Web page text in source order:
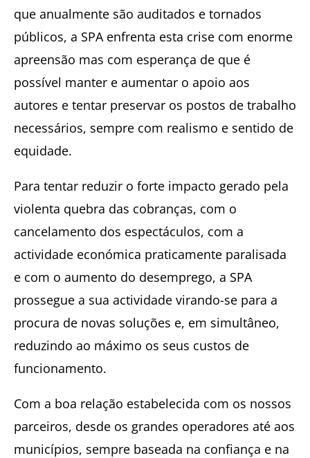
que anualmente são auditados e tornados
públicos, a SPA enfrenta esta crise com enorme
apreensão mas com esperança de que é
possível manter e aumentar o apoio aos
autores e tentar preservar os postos de trabalho
necessários, sempre com realismo e sentido de
equidade.
Para tentar reduzir o forte impacto gerado pela
violenta quebra das cobranças, com o
cancelamento dos espectáculos, com a
actividade económica praticamente paralisada
e com o aumento do desemprego, a SPA
prossegue a sua actividade virando-se para a
procura de novas soluções e, em simultâneo,
reduzindo ao máximo os seus custos de
funcionamento.
Com a boa relação estabelecida com os nossos
parceiros, desde os grandes operadores até aos
municípios, sempre baseada na confiança e na